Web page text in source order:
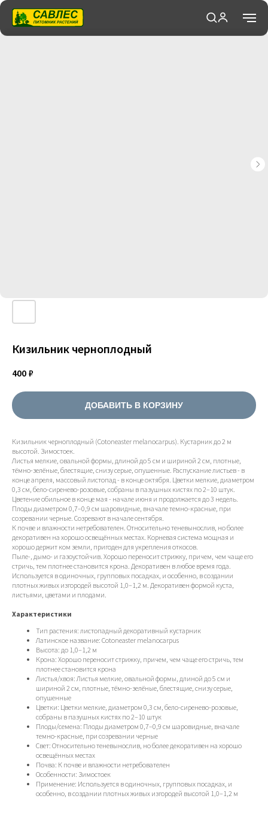
Кизильник черноплодный
400 ₽
ДОБАВИТЬ В КОРЗИНУ
Кизильник черноплодный (Cotoneaster melanocarpus). Кустарник до 2 м
высотой. Зимостоек.
Листья мелкие, овальной формы, длиной до 5 см и шириной 2 см, плотные,
тёмно-зелёные, блестящие, снизу серые, опушенные. Распускание листьев - в
конце апреля, массовый листопад - в конце октября. Цветки мелкие, диаметром
0,3 см, бело-сиренево-розовые, собраны в пазушных кистях по 2–10 штук.
Цветение обильное в конце мая - начале июня и продолжается до 3 недель.
Плоды диаметром 0,7–0,9 см шаровидные, вначале темно-красные, при
созревании черные. Созревают в начале сентября.
К почве и влажности нетребователен. Относительно теневынослив, но более
декоративен на хорошо освещённых местах. Корневая система мощная и
хорошо держит ком земли, пригоден для укрепления откосов.
Пыле-, дымо- и газоустойчив. Хорошо переносит стрижку, причем, чем чаще его
стричь, тем плотнее становится крона. Декоративен в любое время года.
Используется в одиночных, групповых посадках, и особенно, в создании
плотных живых изгородей высотой 1,0–1,2 м. Декоративен формой куста,
листьями, цветами и плодами.
Характеристики
Тип растения: листопадный декоративный кустарник
Латинское название: Cotoneaster melanocarpus
Высота: до 1,0–1,2 м
Крона: Хорошо переносит стрижку, причем, чем чаще его стричь, тем
плотнее становится крона
Листья/хвоя: Листья мелкие, овальной формы, длиной до 5 см и
шириной 2 см, плотные, тёмно-зелёные, блестящие, снизу серые,
опушенные
Цветки: Цветки мелкие, диаметром 0,3 см, бело-сиренево-розовые,
собраны в пазушных кистях по 2–10 штук
Плоды/семена: Плоды диаметром 0,7–0,9 см шаровидные, вначале
темно-красные, при созревании черные
Свет: Относительно теневынослив, но более декоративен на хорошо
освещённых местах
Почва: К почве и влажности нетребователен
Особенности: Зимостоек
Применение: Используется в одиночных, групповых посадках, и
особенно, в создании плотных живых изгородей высотой 1,0–1,2 м